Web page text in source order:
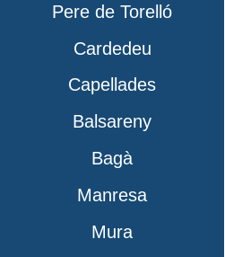
Pere de Torelló
Cardedeu
Capellades
Balsareny
Bagà
Manresa
Mura